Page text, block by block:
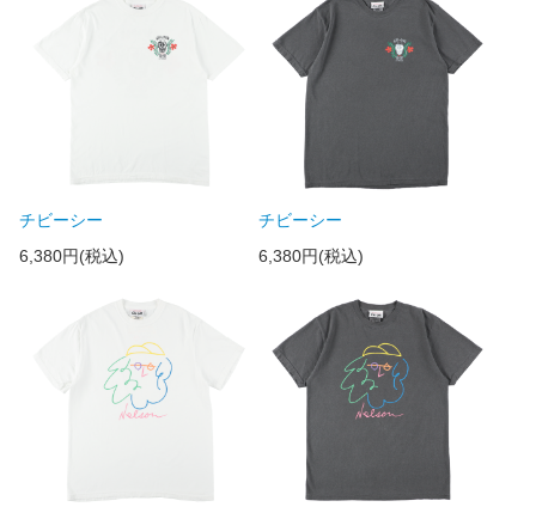
チビーシー
6,380円(税込)
チビーシー
6,380円(税込)